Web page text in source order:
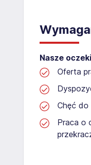
Nasze
Oferta
Chęć do
Praca o